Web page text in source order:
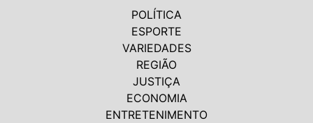
POLÍTICA
ESPORTE
VARIEDADES
REGIÃO
JUSTIÇA
ECONOMIA
ENTRETENIMENTO